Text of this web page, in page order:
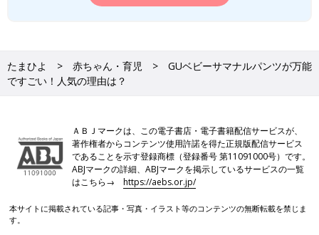
たまひよ 赤ちゃん・育児
GUベビーサマナルパンツが万能
ですごい！人気の理由は？
ＡＢＪマークは、この電子書店・電子書籍配信サービスが、
著作権者からコンテンツ使用許諾を得た正規版配信サービス
であることを示す登録商標（登録番号 第11091000号）です。
ABJマークの詳細、ABJマークを掲示しているサービスの一覧
はこちら→https://aebs.or.jp/
本サイトに掲載されている記事・写真・イラスト等のコンテンツの無断転載を禁じま
す。